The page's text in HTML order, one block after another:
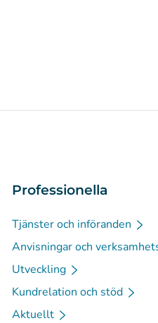
Professionella
Tjänster och införanden
Anvisningar och
Utveckling
Kundrelation och stöd
Aktuellt